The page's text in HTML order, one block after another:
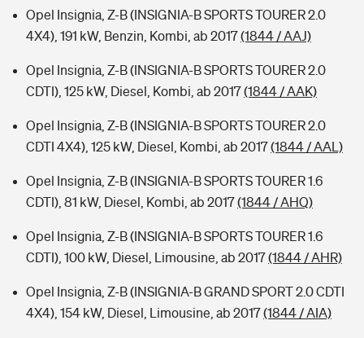
Opel Insignia, Z-B (INSIGNIA-B SPORTS TOURER 2.0
4X4), 191 kW, Benzin, Kombi, ab 2017(1844 / AAJ)
Opel Insignia, Z-B (INSIGNIA-B SPORTS TOURER 2.0
CDTI), 125 kW, Diesel, Kombi, ab 2017(1844 / AAK)
Opel Insignia, Z-B (INSIGNIA-B SPORTS TOURER 2.0
CDTI 4X4), 125 kW, Diesel, Kombi, ab 2017(1844 / AAL)
Opel Insignia, Z-B (INSIGNIA-B SPORTS TOURER 1.6
CDTI), 81 kW, Diesel, Kombi, ab 2017(1844 / AHQ)
Opel Insignia, Z-B (INSIGNIA-B SPORTS TOURER 1.6
CDTI), 100 kW, Diesel, Limousine, ab 2017(1844 / AHR)
Opel Insignia, Z-B (INSIGNIA-B GRAND SPORT 2.0 CDTI
4X4), 154 kW, Diesel, Limousine, ab 2017(1844 / AIA)